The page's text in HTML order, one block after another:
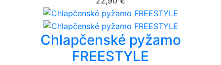
Chlapčenské pyžamo
FREESTYLE